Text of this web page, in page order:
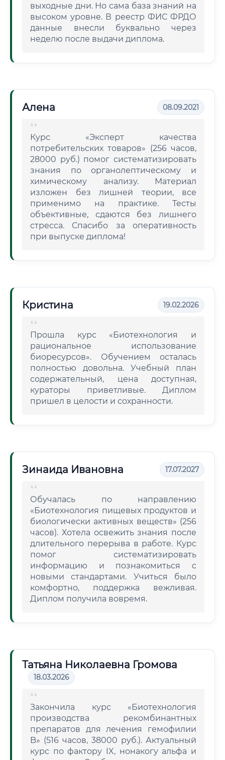
выходные дни. Но сама база знаний на
высоком уровне. В реестр ФИС ФРДО
данные внесли буквально через
неделю после выдачи диплома.
Алена 08.09.2021
Курс «Эксперт качества
потребительских товаров» (256 часов,
28000 руб.) помог систематизировать
знания по органолептическому и
химическому анализу. Материал
изложен без лишней теории, все
применимо на практике. Тесты
объективные, сдаются без лишнего
стресса. Спасибо за оперативность
при выпуске диплома!
Кристина 19.02.2026
Прошла курс «Биотехнология и
рациональное использование
биоресурсов». Обучением осталась
полностью довольна. Учебный план
содержательный, цена доступная,
кураторы приветливые. Диплом
пришел в целости и сохранности.
Зинаида Ивановна 17.07.2027
Обучалась по направлению
«Биотехнология пищевых продуктов и
биологически активных веществ» (256
часов). Хотела освежить знания после
длительного перерыва в работе. Курс
помог систематизировать
информацию и познакомиться с
новыми стандартами. Учиться было
комфортно, поддержка вежливая.
Диплом получила вовремя.
Татьяна Николаевна Громова
18.03.2026
Закончила курс «Биотехнология
производства рекомбинантных
препаратов для лечения гемофилии
B» (516 часов, 38000 руб.). Актуальный
курс по фактору IX, нонакогу альфа и